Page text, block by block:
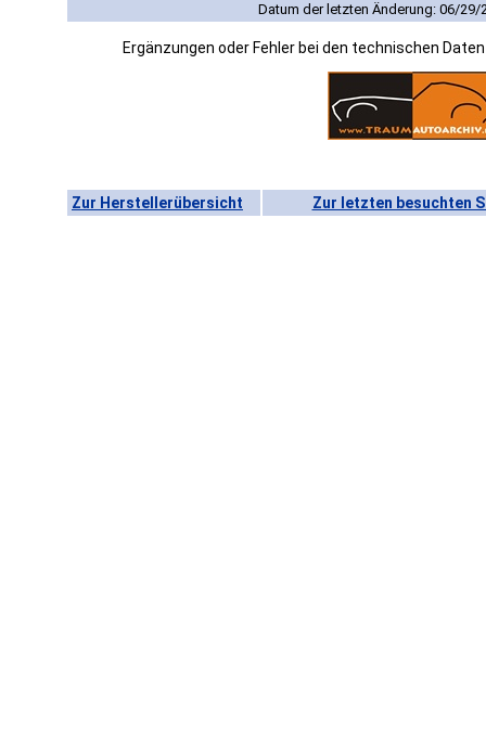
Datum der letzten Änderung: 06/29/
Ergänzungen oder Fehler bei den technischen
Zur Herstellerübersicht Zur letzten besuchten